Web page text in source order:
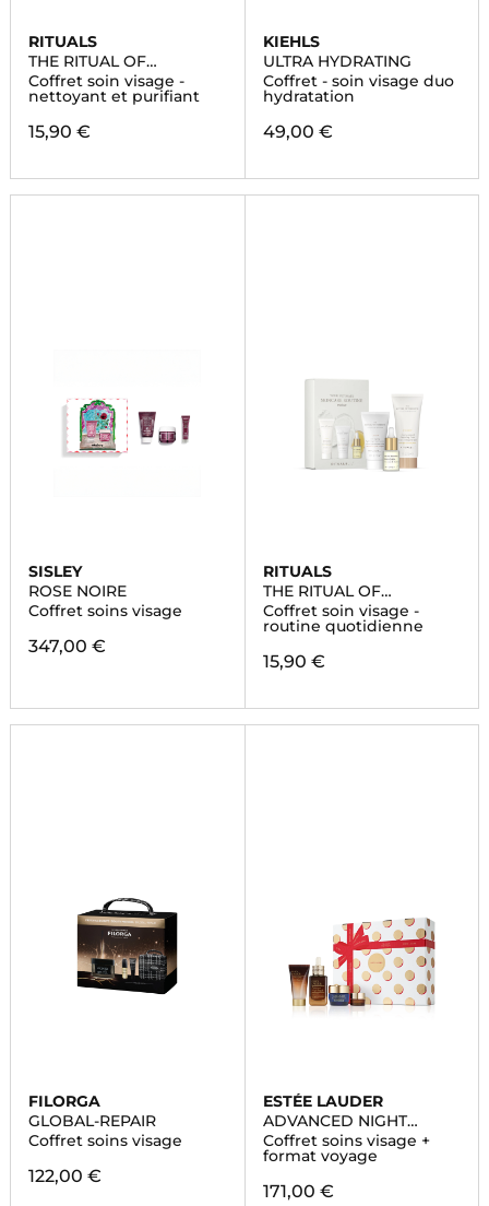
RITUALS
THE RITUAL OF
NAMASTE
Coffret soin visage -
nettoyant et purifiant
15,90 €
KIEHLS
ULTRA HYDRATING
Coffret - soin visage duo
hydratation
49,00 €
SISLEY
ROSE NOIRE
Coffret soins visage
347,00 €
RITUALS
THE RITUAL OF
NAMASTE
Coffret soin visage -
routine quotidienne
15,90 €
FILORGA
GLOBAL-REPAIR
Coffret soins visage
122,00 €
ESTÉE LAUDER
ADVANCED NIGHT
REPAIR
Coffret soins visage +
format voyage
171,00 €